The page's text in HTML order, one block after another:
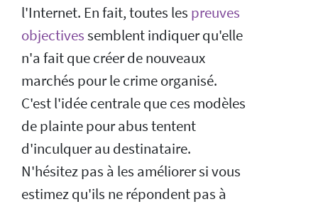
l'Internet. En fait, toutes les preuves
objectivessemblent indiquer qu'elle
n'a fait que créer de nouveaux
marchés pour le crime organisé.
C'est l'idée centrale que ces modèles
de plainte pour abus tentent
d'inculquer au destinataire.
N'hésitez pas à les améliorer si vous
estimez qu'ils ne répondent pas à